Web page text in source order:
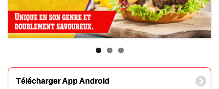
Télécharger App Android